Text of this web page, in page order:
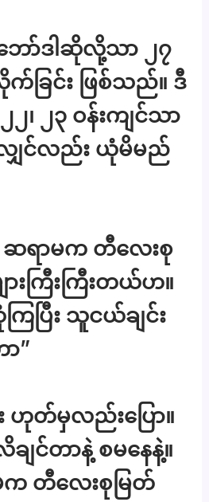
ော်ဒါဆိုလို့သာ ၂၇
က်ခြင်း ဖြစ်သည်။ ဒီ
၊ ၂၃ ဝန်းကျင်သာ
ျှင်လည်း ယုံမိမည်
ရာမက တီလေးစု
းကြီးကြီးတယ်ဟ။
ြပြီး သူငယ်ချင်း
”
ဟုတ်မှလည်းပြော။
င်တာနဲ့ စမနေနဲ့။
က တီလေးစုမြတ်